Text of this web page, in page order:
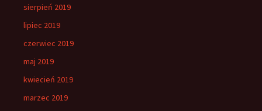
sierpień 2019
lipiec 2019
czerwiec 2019
maj 2019
kwiecień 2019
marzec 2019